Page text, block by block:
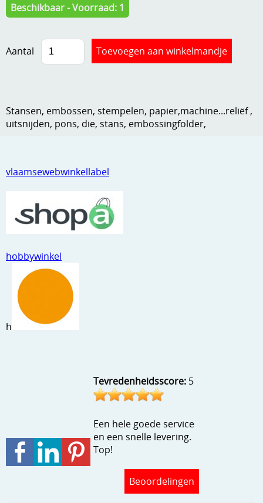
Knipvellen
Leuke versieringen
Merken
Papier en karton
Ponsen
Snijmaterialen
Speciaal papier
Stans machine en embossing machines
Stempels en zo
Template, mask, stencils, grids
Wat nog, een creatief kijkje
vlaamsewebwinkellabel
hobbywinkel
h
Tevredenheidsscore: 5
Een hele goede service
en een snelle levering.
Top!
Beoordelingen
Beschikbaar - Voorraad: 1
Aantal
Stansen, embossen, stempelen, papier,machine...reliëf ,
uitsnijden, pons, die, stans, embossingfolder,